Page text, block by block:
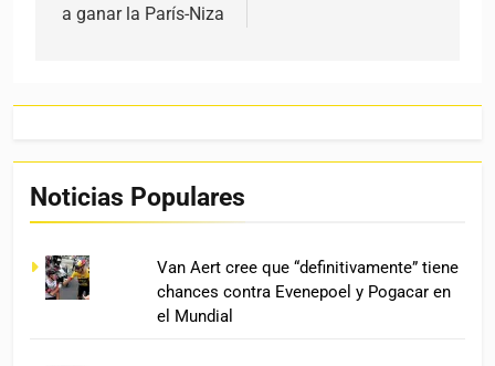
a ganar la París-Niza
Noticias Populares
Van Aert cree que “definitivamente” tiene
chances contra Evenepoel y Pogacar en
el Mundial